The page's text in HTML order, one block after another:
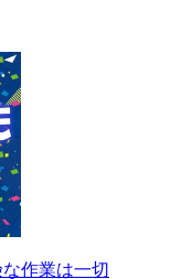
作業は一切